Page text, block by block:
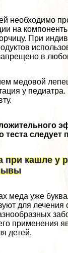
необходимо
на
При
в
медовой
у
следует
кашле у
меда уже
для лечения
применения
детей.